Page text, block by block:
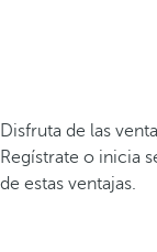
Disfruta de las
Regístrate o inicia
de estas ventajas.